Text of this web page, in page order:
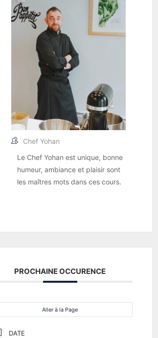
Chef Yohan
Le Chef Yohan est unique, bonne
humeur, ambiance et plaisir sont
les maîtres mots dans ces cours.
PROCHAINE OCCURENCE
Aller à la Page
DATE